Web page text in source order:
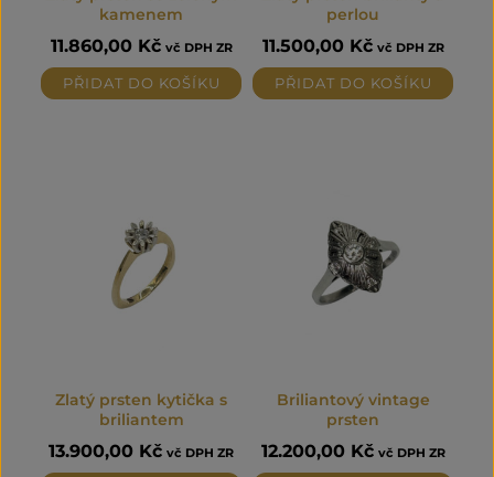
kamenem
11.860,00 Kč vč DPH ZR
PŘIDAT DO KOŠÍKU
perlou
11.500,00 Kč vč DPH ZR
PŘIDAT DO KOŠÍKU
Zlatý prsten kytička s
briliantem
13.900,00 Kč vč DPH ZR
Briliantový vintage
prsten
12.200,00 Kč vč DPH ZR